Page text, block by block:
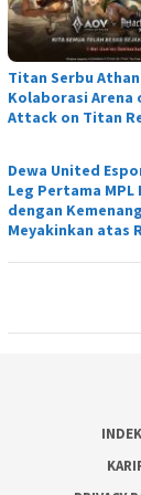
Titan Serbu
Kolaborasi Arena
Attack on Titan
Dewa United
Leg Pertama MPL
dengan
Meyakinkan atas